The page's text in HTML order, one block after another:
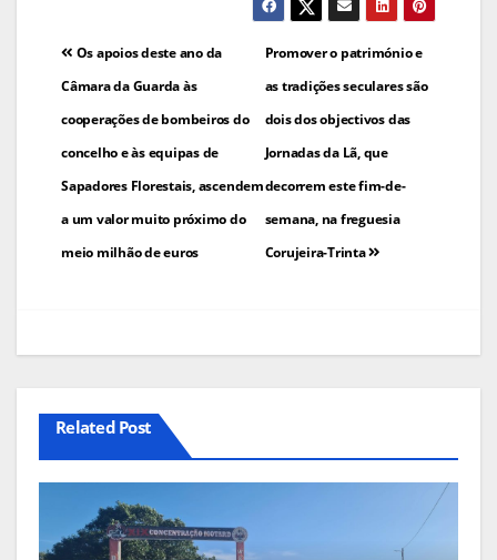
Navegação
de
artigos
Promover o património e
as tradições seculares são
dois dos objectivos das
Jornadas da Lã, que
decorrem este fim-de-
semana, na freguesia
Corujeira-Trinta
Os apoios deste ano da
Câmara da Guarda às
cooperações de bombeiros do
concelho e às equipas de
Sapadores Florestais, ascendem
a um valor muito próximo do
meio milhão de euros
Related Post